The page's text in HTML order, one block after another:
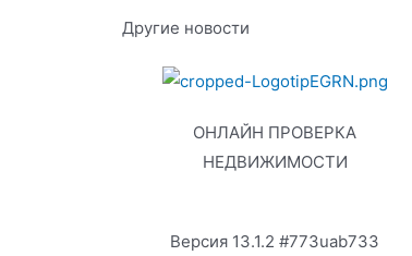
Другие новости
ОНЛАЙН ПРОВЕРКА
НЕДВИЖИМОСТИ
Версия 13.1.2 #773uab733